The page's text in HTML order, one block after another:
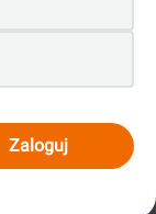
Zaloguj